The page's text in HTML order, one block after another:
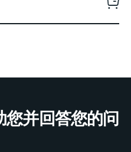
并回答您的问